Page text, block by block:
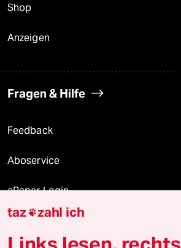
Shop
Anzeigen
Fragen & Hilfe
Feedback
Aboservice
ePaper Login
Downloads für Abonnierende
taz zahl ich